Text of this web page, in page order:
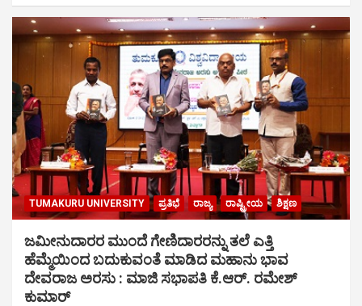
TUMAKURU UNIVERSITY ಪ್ರತಿಭೆ ರಾಜ್ಯ ರಾಷ್ಟ್ರೀಯ ಶಿಕ್ಷಣ
ಜಮೀನುದಾರರ ಮುಂದೆ ಗೇಣಿದಾರರನ್ನು ತಲೆ ಎತ್ತಿ
ಹೆಮ್ಮೆಯಿಂದ ಬದುಕುವಂತೆ ಮಾಡಿದ ಮಹಾನು ಭಾವ
ದೇವರಾಜ ಅರಸು : ಮಾಜಿ ಸಭಾಪತಿ ಕೆ.ಆರ್. ರಮೇಶ್
ಕುಮಾರ್